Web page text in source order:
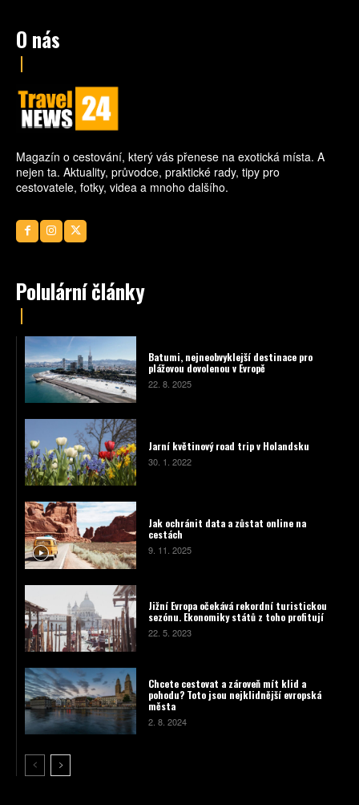
O nás
Magazín o cestování, který vás přenese na exotická místa. A
nejen ta. Aktuality, průvodce, praktické rady, tipy pro
cestovatele, fotky, videa a mnoho dalšího.
Polulární články
Batumi, nejneobvyklejší destinace pro
plážovou dovolenou v Evropě
22. 8. 2025
Jarní květinový road trip v Holandsku
30. 1. 2022
Jak ochránit data a zůstat online na
cestách
9. 11. 2025
Jižní Evropa očekává rekordní turistickou
sezónu. Ekonomiky států z toho profitují
22. 5. 2023
Chcete cestovat a zároveň mít klid a
pohodu? Toto jsou nejklidnější evropská
města
2. 8. 2024